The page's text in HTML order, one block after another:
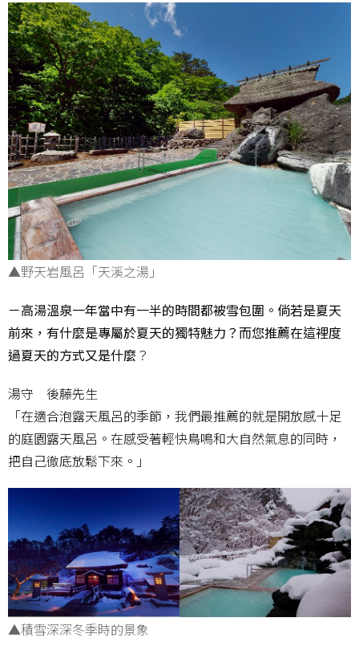
▲野天岩風呂「天溪之湯」
－高湯溫泉一年當中有一半的時間都被雪包圍。倘若是夏天
前來，有什麼是專屬於夏天的獨特魅力？而您推薦在這裡度
過夏天的方式又是什麼 ？
湯守 後藤先生
「在適合泡露天風呂的季節，我們最推薦的就是開放感十足
的庭園露天風呂。在感受著輕快鳥鳴和大自然氣息的同時，
把自己徹底放鬆下來。」
▲積雪深深冬季時的景象